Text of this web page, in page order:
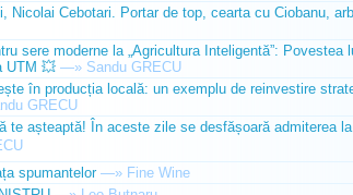
Nicolai Cebotari. Portar de top, cearta cu Ciobanu,
sere moderne la „Agricultura Inteligentă”:
UTM 💥 —» Sandu GRECU
în producția locală: un exemplu de reinvestire
GRECU
te așteaptă! În aceste zile se desfășoară admiterea
spumantelor —» Fine Wine